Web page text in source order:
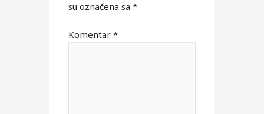
su označena sa*
Komentar*